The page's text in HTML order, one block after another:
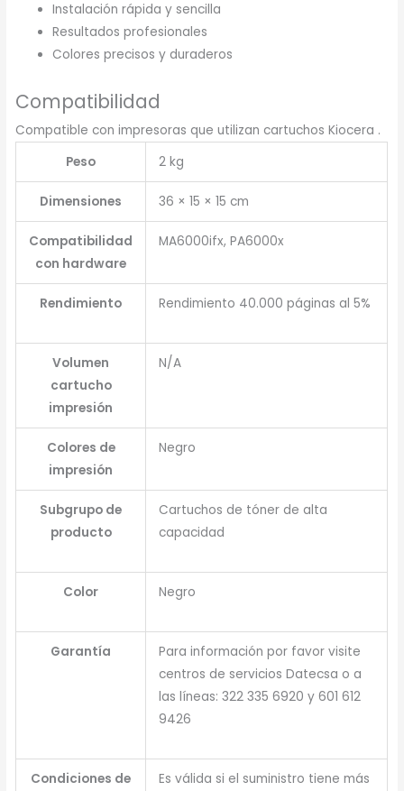
Instalación rápida y sencilla
Resultados profesionales
Colores precisos y duraderos
Compatibilidad
Compatible con impresoras que utilizan cartuchos Kiocera .
Peso
2 kg
Dimensiones 36 × 15 × 15 cm
Compatibilidad
con hardware
MA6000ifx, PA6000x
Rendimiento Rendimiento 40.000 páginas al 5%
Volumen
cartucho
impresión
N/A
Colores de
impresión
Negro
Subgrupo de
producto
Cartuchos de tóner de alta
capacidad
Color Negro
Garantía
Para información por favor visite
centros de servicios Datecsa o a
las líneas: 322 335 6920 y 601 612
9426
Condiciones de
Es válida si el suministro tiene más